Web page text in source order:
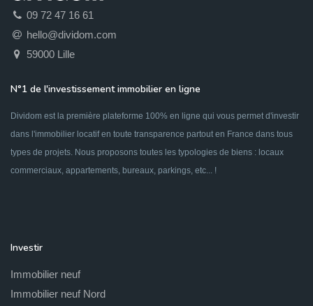
09 72 47 16 61
hello@dividom.com
59000 Lille
N°1 de l'investissement immobilier en ligne
Dividom est la première plateforme 100% en ligne qui vous permet d'investir
dans l'immobilier locatif en toute transparence partout en France dans tous
types de projets. Nous proposons toutes les typologies de biens : locaux
commerciaux, appartements, bureaux, parkings, etc... !
Investir
Immobilier neuf
Immobilier neuf Nord